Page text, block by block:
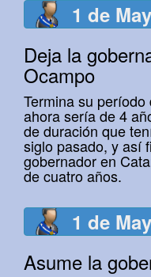
1 de
Deja la
Ocampo
Termina su
ahora sería de 4
de duración que
siglo pasado, y así
gobernador en
de cuatro años.
1 de
Asume la